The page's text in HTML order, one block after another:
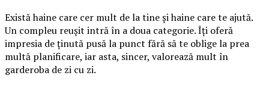
Există haine care cer mult de la tine și haine care te ajută.
Un compleu reușit intră în a doua categorie. Îți oferă
impresia de ținută pusă la punct fără să te oblige la prea
multă planificare, iar asta, sincer, valorează mult în
garderoba de zi cu zi.